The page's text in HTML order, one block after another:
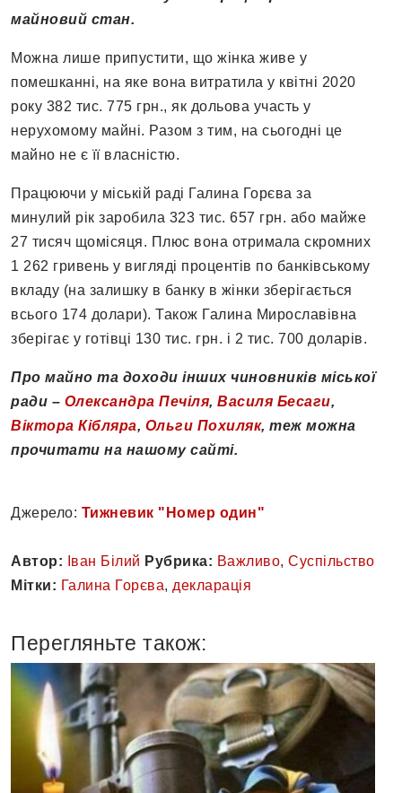
майновий стан.
Можна лише припустити, що жінка живе у
помешканні, на яке вона витратила у квітні 2020
року 382 тис. 775 грн., як дольова участь у
нерухомому майні. Разом з тим, на сьогодні це
майно не є її власністю.
Працюючи у міській раді Галина Горєва за
минулий рік заробила 323 тис. 657 грн. або майже
27 тисяч щомісяця. Плюс вона отримала скромних
1 262 гривень у вигляді процентів по банківському
вкладу (на залишку в банку в жінки зберігається
всього 174 долари). Також Галина Мирославівна
зберігає у готівці 130 тис. грн. і 2 тис. 700 доларів.
Про майно та доходи інших чиновників міської
ради – Олександра Печіля, Василя Бесаги,
Віктора Кібляра, Ольги Похиляк, теж можна
прочитати на нашому сайті.
Джерело: Тижневик "Номер один"
Автор: Іван Білий Рубрика: Важливо, Суспільство
Мітки: Галина Горєва, декларація
Перегляньте також: